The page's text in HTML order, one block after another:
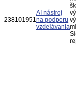
238101951
AI nástroj
na podporu
vzdelávania